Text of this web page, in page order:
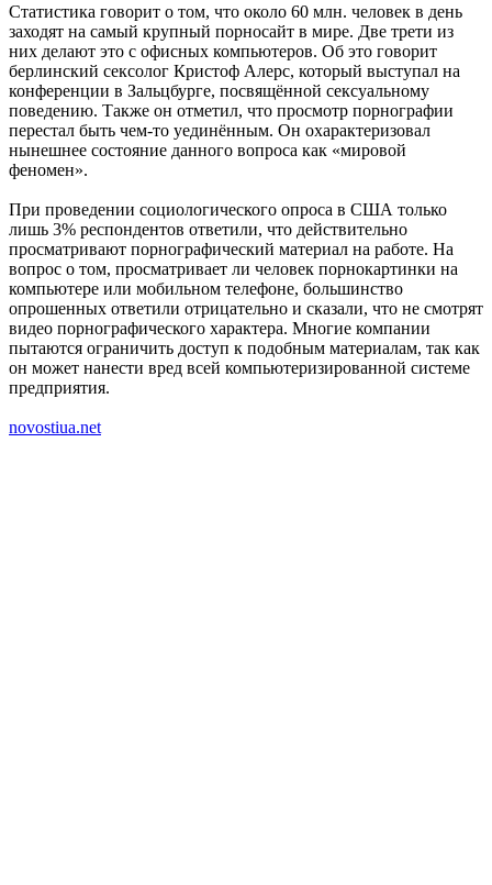
Статистика говорит о том, что около 60 млн. человек в день
заходят на самый крупный порносайт в мире. Две трети из
них делают это с офисных компьютеров. Об это говорит
берлинский сексолог Кристоф Алерс, который выступал на
конференции в Зальцбурге, посвящённой сексуальному
поведению. Также он отметил, что просмотр порнографии
перестал быть чем-то уединённым. Он охарактеризовал
нынешнее состояние данного вопроса как «мировой
феномен».
При проведении социологического опроса в США только
лишь 3% респондентов ответили, что действительно
просматривают порнографический материал на работе. На
вопрос о том, просматривает ли человек порнокартинки на
компьютере или мобильном телефоне, большинство
опрошенных ответили отрицательно и сказали, что не смотрят
видео порнографического характера. Многие компании
пытаются ограничить доступ к подобным материалам, так как
он может нанести вред всей компьютеризированной системе
предприятия.
novostiua.net